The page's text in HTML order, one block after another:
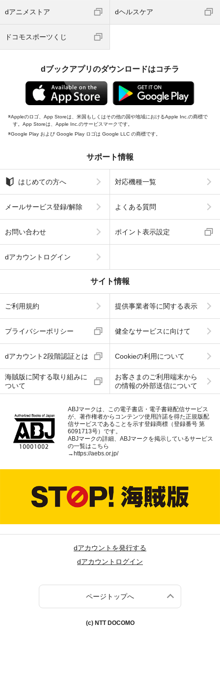
dアニメストア dヘルスケア
ドコモスポーツくじ
dブックアプリのダウンロードはコチラ
Appleのロゴ、App Storeは、米国もしくはその他の国や地域におけるApple Inc.の商標で
す。App Storeは、Apple Inc.のサービスマークです。
Google Play および Google Play ロゴは Google LLC の商標です。
サポート情報
はじめての方へ 対応機種一覧
メールサービス登録/解除 よくある質問
お問い合わせ ポイント表示設定
dアカウントログイン
サイト情報
ご利用規約 提供事業者等に関する表示
プライバシーポリシー 健全なサービスに向けて
dアカウント2段階認証とは Cookieの利用について
海賊版に関する取り組みに
ついて
お客さまのご利用端末から
の情報の外部送信について
ABJマークは、この電子書店・電子書籍配信サービス
が、著作権者からコンテンツ使用許諾を得た正規版配
信サービスであることを示す登録商標（登録番号 第
6091713号）です。
ABJマークの詳細、ABJマークを掲示しているサービス
の一覧はこちら
→https://aebs.or.jp/
dアカウントを発行する
dアカウントログイン
ページトップへ
(c) NTT DOCOMO